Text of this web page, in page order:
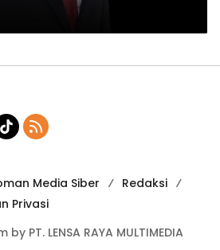
Kabupaten/Kota
Media Siber
Redaksi
Privasi
PT. LENSA RAYA MULTIMEDIA